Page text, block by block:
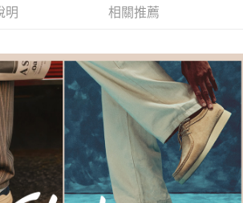
並確認金額後，即可完成結帳。
方式進行付款，方視為交易完成。
當下不需立刻繳費，但若您需要取消訂單，請聯絡
家同意取消之訂單仍視為有效，需透過AFTEE先享
先享後付 」之結帳頁面顯示為準，若有關於
取消欲退款等相關疑問，請聯繫「AFTEE先享後付
netprotections.freshdesk.com/support/home
有限公司提供之「AFTEE先享後付」服務完成之交
圍內提供個人資料，並將交易相關給付款項請求債
含以上)免運費
含以上)免運費
含以上)免運費
明 相關推薦